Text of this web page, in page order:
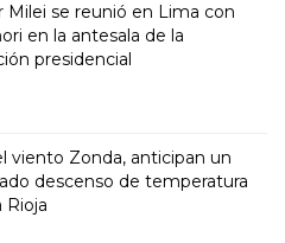
Milei se reunió en Lima con
en la antesala de la
presidencial
viento Zonda, anticipan un
descenso de temperatura
Rioja